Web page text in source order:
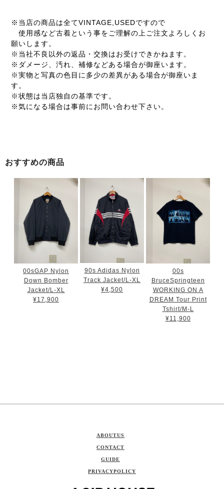
※当店の商品は全てVINTAGE,USEDですので
使用感など古着という事をご理解の上ご注文よろしくお
願いします。
※当社不良以外の返品・交換はお受けできかねます。
※ダメージ、汚れ、補修などある場合が御座います。
※実物と写真の色目に多少の差異がある場合が御座いま
す。
※状態は当店独自の基準です。
※気になる場合は事前にお問い合わせ下さい。
おすすめの商品
00sGAP Nylon
Down Bomber
Jacket/L-XL
¥17,900
90s Adidas Nylon
Track Jacket/L-XL
¥4,500
00s
BruceSpringteen
WORKING ON A
DREAM Tour Print
Tshirt/M-L
¥11,900
ABOUTUS
CONTACT
GUIDE
PRIVACYPOLICY